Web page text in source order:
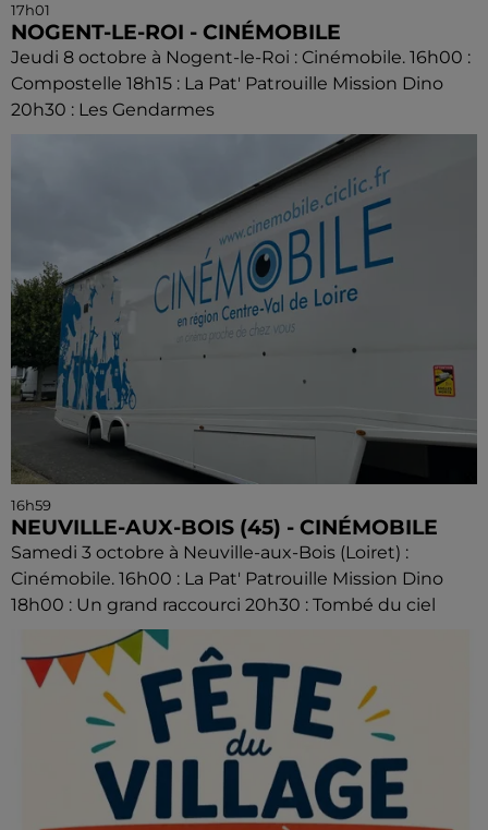
17h01
NOGENT-LE-ROI - CINÉMOBILE
Jeudi 8 octobre à Nogent-le-Roi : Cinémobile. 16h00 :
Compostelle 18h15 : La Pat' Patrouille Mission Dino
20h30 : Les Gendarmes
16h59
NEUVILLE-AUX-BOIS (45) - CINÉMOBILE
Samedi 3 octobre à Neuville-aux-Bois (Loiret) :
Cinémobile. 16h00 : La Pat' Patrouille Mission Dino
18h00 : Un grand raccourci 20h30 : Tombé du ciel